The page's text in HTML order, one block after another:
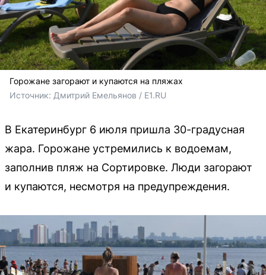
Горожане загорают и купаются на пляжах
Источник: Дмитрий Емельянов / E1.RU
В Екатеринбург 6 июля пришла 30-градусная
жара. Горожане устремились к водоемам,
заполнив пляж на Сортировке. Люди загорают
и купаются, несмотря на предупреждения.